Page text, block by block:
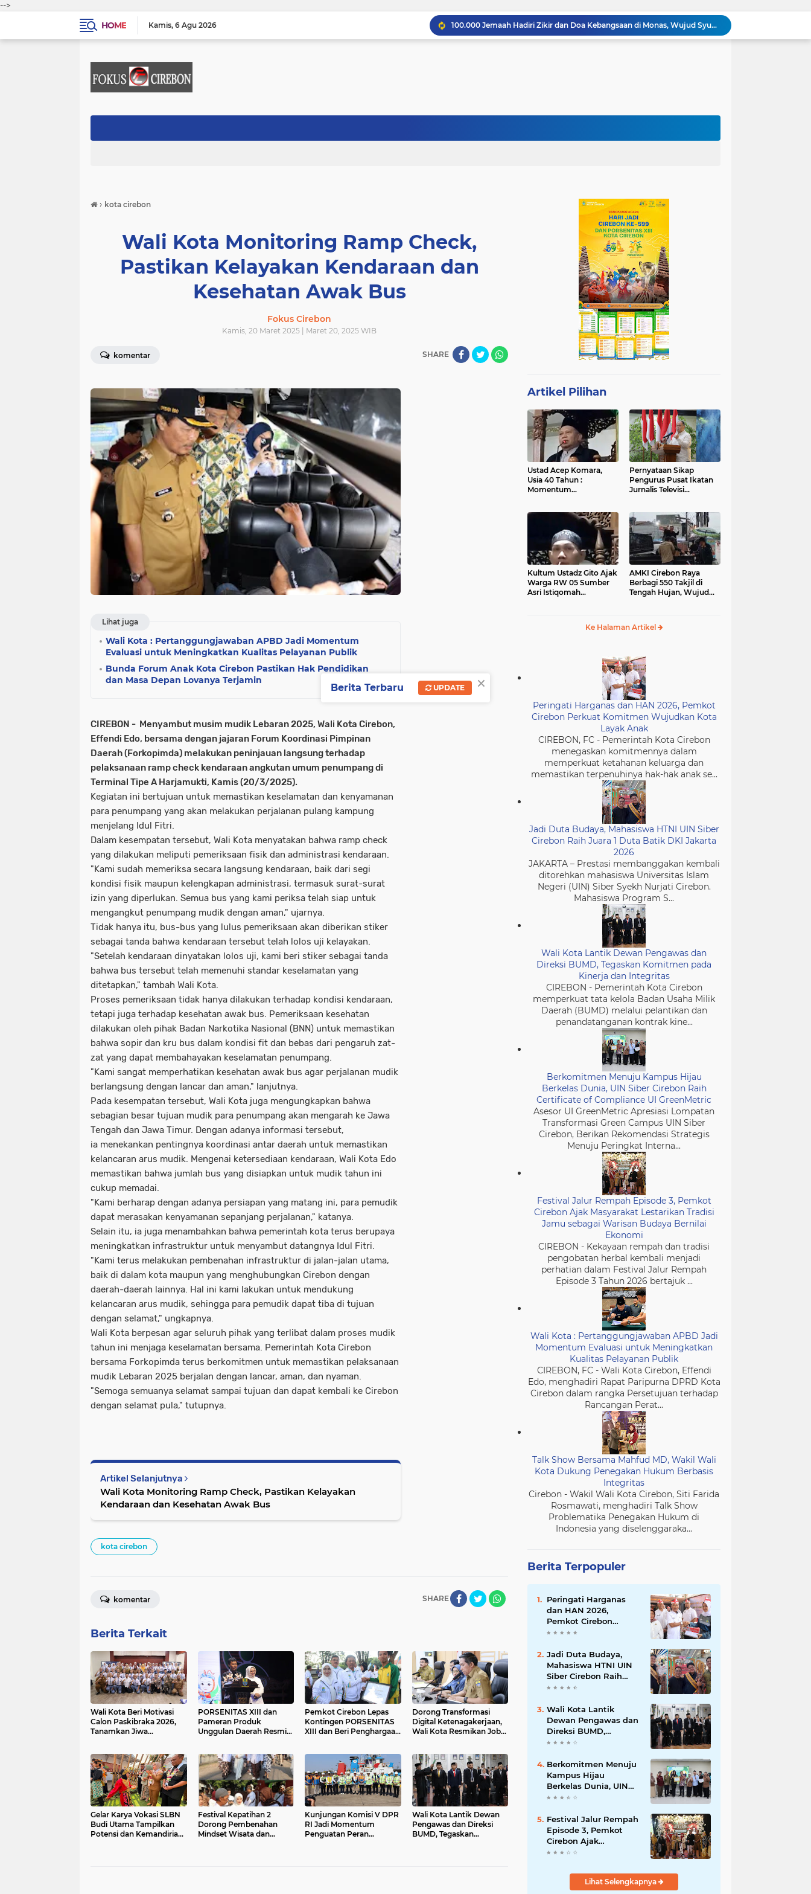
-->
HOME
Kamis 6 Agu 2026
100.000 Jemaah Hadiri Zikir dan Doa Kebangsaan di Monas, Wujud Syukur atas Kemerdekaan
Wali Kota Lantik Dewan Pengawas dan Direksi BUMD, Tegaskan Komitmen pada Kinerja dan Integritas
Mahasiswa KKN Kelompok 2 UIN Siber Cirebon Dampingi Anak-Anak Ikuti Program Rumah Mengaji
› kota cirebon
Wali Kota Monitoring Ramp Check,
Pastikan Kelayakan Kendaraan dan
Kesehatan Awak Bus
Fokus Cirebon
Kamis, 20 Maret 2025 | Maret 20, 2025 WIB
komentar SHARE
Lihat juga
Wali Kota : Pertanggungjawaban APBD Jadi Momentum
Evaluasi untuk Meningkatkan Kualitas Pelayanan Publik
Bunda Forum Anak Kota Cirebon Pastikan Hak Pendidikan
dan Masa Depan Lovanya Terjamin
CIREBON - Menyambut musim mudik Lebaran 2025, Wali Kota Cirebon,
Effendi Edo, bersama dengan jajaran Forum Koordinasi Pimpinan
Daerah (Forkopimda) melakukan peninjauan langsung terhadap
pelaksanaan ramp check kendaraan angkutan umum penumpang di
Terminal Tipe A Harjamukti, Kamis (20/3/2025).
Kegiatan ini bertujuan untuk memastikan keselamatan dan kenyamanan
para penumpang yang akan melakukan perjalanan pulang kampung
menjelang Idul Fitri.
Dalam kesempatan tersebut, Wali Kota menyatakan bahwa ramp check
yang dilakukan meliputi pemeriksaan fisik dan administrasi kendaraan.
"Kami sudah memeriksa secara langsung kendaraan, baik dari segi
kondisi fisik maupun kelengkapan administrasi, termasuk surat-surat
izin yang diperlukan. Semua bus yang kami periksa telah siap untuk
mengangkut penumpang mudik dengan aman," ujarnya.
Tidak hanya itu, bus-bus yang lulus pemeriksaan akan diberikan stiker
sebagai tanda bahwa kendaraan tersebut telah lolos uji kelayakan.
"Setelah kendaraan dinyatakan lolos uji, kami beri stiker sebagai tanda
bahwa bus tersebut telah memenuhi standar keselamatan yang
ditetapkan," tambah Wali Kota.
Proses pemeriksaan tidak hanya dilakukan terhadap kondisi kendaraan,
tetapi juga terhadap kesehatan awak bus. Pemeriksaan kesehatan
dilakukan oleh pihak Badan Narkotika Nasional (BNN) untuk memastikan
bahwa sopir dan kru bus dalam kondisi fit dan bebas dari pengaruh zat-
zat yang dapat membahayakan keselamatan penumpang.
"Kami sangat memperhatikan kesehatan awak bus agar perjalanan mudik
berlangsung dengan lancar dan aman," lanjutnya.
Pada kesempatan tersebut, Wali Kota juga mengungkapkan bahwa
sebagian besar tujuan mudik para penumpang akan mengarah ke Jawa
Tengah dan Jawa Timur. Dengan adanya informasi tersebut,
ia menekankan pentingnya koordinasi antar daerah untuk memastikan
kelancaran arus mudik. Mengenai ketersediaan kendaraan, Wali Kota Edo
memastikan bahwa jumlah bus yang disiapkan untuk mudik tahun ini
cukup memadai.
"Kami berharap dengan adanya persiapan yang matang ini, para pemudik
dapat merasakan kenyamanan sepanjang perjalanan," katanya.
Selain itu, ia juga menambahkan bahwa pemerintah kota terus berupaya
meningkatkan infrastruktur untuk menyambut datangnya Idul Fitri.
"Kami terus melakukan pembenahan infrastruktur di jalan-jalan utama,
baik di dalam kota maupun yang menghubungkan Cirebon dengan
daerah-daerah lainnya. Hal ini kami lakukan untuk mendukung
kelancaran arus mudik, sehingga para pemudik dapat tiba di tujuan
dengan selamat," ungkapnya.
Wali Kota berpesan agar seluruh pihak yang terlibat dalam proses mudik
tahun ini menjaga keselamatan bersama. Pemerintah Kota Cirebon
bersama Forkopimda terus berkomitmen untuk memastikan pelaksanaan
mudik Lebaran 2025 berjalan dengan lancar, aman, dan nyaman.
"Semoga semuanya selamat sampai tujuan dan dapat kembali ke Cirebon
dengan selamat pula," tutupnya.
Artikel Selanjutnya
Wali Kota Monitoring Ramp Check, Pastikan Kelayakan
Kendaraan dan Kesehatan Awak Bus
kota cirebon
SHARE
komentar
Berita Terkait
Wali Kota Beri Motivasi
Calon Paskibraka 2026,
Tanamkan Jiwa
PORSENITAS XIII dan
Pameran Produk
Unggulan Daerah Resmi
BERSAMA
Pemkot Cirebon Lepas
Kontingen PORSENITAS
XIII dan Beri Penghargaan
Dorong Transformasi
Digital Ketenagakerjaan,
Wali Kota Resmikan Job
Gelar Karya Vokasi SLBN
Budi Utama Tampilkan
Potensi dan Kemandirian
Festival Kepatihan 2
Dorong Pembenahan
Mindset Wisata dan
Kunjungan Komisi V DPR
RI Jadi Momentum
Penguatan Peran
Wali Kota Lantik Dewan
Pengawas dan Direksi
BUMD, Tegaskan
Artikel Pilihan
Ustad Acep Komara,
Usia 40 Tahun :
Momentum
Pernyataan Sikap
Pengurus Pusat Ikatan
Jurnalis Televisi
Kultum Ustadz Gito Ajak
Warga RW 05 Sumber
Asri Istiqomah
AMKI Cirebon Raya
Berbagi 550 Takjil di
Tengah Hujan, Wujud
Ke Halaman Artikel
Peringati Harganas dan HAN 2026, Pemkot
Cirebon Perkuat Komitmen Wujudkan Kota
Layak Anak
CIREBON, FC - Pemerintah Kota Cirebon
menegaskan komitmennya dalam
memperkuat ketahanan keluarga dan
memastikan terpenuhinya hak-hak anak se...
Jadi Duta Budaya, Mahasiswa HTNI UIN Siber
Cirebon Raih Juara 1 Duta Batik DKI Jakarta
2026
JAKARTA – Prestasi membanggakan kembali
ditorehkan mahasiswa Universitas Islam
Negeri (UIN) Siber Syekh Nurjati Cirebon.
Mahasiswa Program S...
Wali Kota Lantik Dewan Pengawas dan
Direksi BUMD, Tegaskan Komitmen pada
Kinerja dan Integritas
CIREBON - Pemerintah Kota Cirebon
memperkuat tata kelola Badan Usaha Milik
Daerah (BUMD) melalui pelantikan dan
penandatanganan kontrak kine...
Berkomitmen Menuju Kampus Hijau
Berkelas Dunia, UIN Siber Cirebon Raih
Certificate of Compliance UI GreenMetric
Asesor UI GreenMetric Apresiasi Lompatan
Transformasi Green Campus UIN Siber
Cirebon, Berikan Rekomendasi Strategis
Menuju Peringkat Interna...
Festival Jalur Rempah Episode 3, Pemkot
Cirebon Ajak Masyarakat Lestarikan Tradisi
Jamu sebagai Warisan Budaya Bernilai
Ekonomi
CIREBON - Kekayaan rempah dan tradisi
pengobatan herbal kembali menjadi
perhatian dalam Festival Jalur Rempah
Episode 3 Tahun 2026 bertajuk ...
Wali Kota : Pertanggungjawaban APBD Jadi
Momentum Evaluasi untuk Meningkatkan
Kualitas Pelayanan Publik
CIREBON, FC - Wali Kota Cirebon, Effendi
Edo, menghadiri Rapat Paripurna DPRD Kota
Cirebon dalam rangka Persetujuan terhadap
Rancangan Perat...
Talk Show Bersama Mahfud MD, Wakil Wali
Kota Dukung Penegakan Hukum Berbasis
Integritas
Cirebon - Wakil Wali Kota Cirebon, Siti Farida
Rosmawati, menghadiri Talk Show
Problematika Penegakan Hukum di
Indonesia yang diselenggaraka...
Berita Terpopuler
Peringati Harganas
dan HAN 2026,
Pemkot Cirebon
Perkuat Komitmen
Anak
Jadi Duta Budaya,
Mahasiswa HTNI UIN
Siber Cirebon Raih
Juara 1 Duta Batik DKI
Wali Kota Lantik
Dewan Pengawas dan
Direksi BUMD,
Tegaskan Komitmen
Integritas
Berkomitmen Menuju
Kampus Hijau
Berkelas Dunia, UIN
Siber Cirebon Raih
Compliance UI
GreenMetric
Festival Jalur Rempah
Episode 3, Pemkot
Cirebon Ajak
Masyarakat Lestarikan
Warisan Budaya
Bernilai EkonomiLihat Selengkapnya
×
Berita Terbaru UPDATE